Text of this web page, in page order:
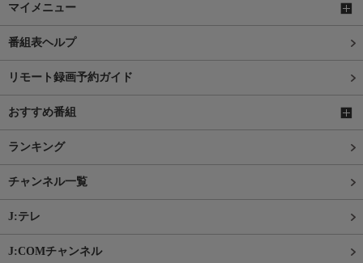
マイメニュー
番組表ヘルプ
リモート録画予約ガイド
おすすめ番組
ランキング
チャンネル一覧
J:テレ
J:COMチャンネル